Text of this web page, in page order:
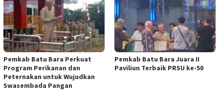
Pemkab Batu Bara Perkuat
Program Perikanan dan
Peternakan untuk Wujudkan
Swasembada Pangan
Pemkab Batu Bara Juara II
Paviliun Terbaik PRSU ke-50